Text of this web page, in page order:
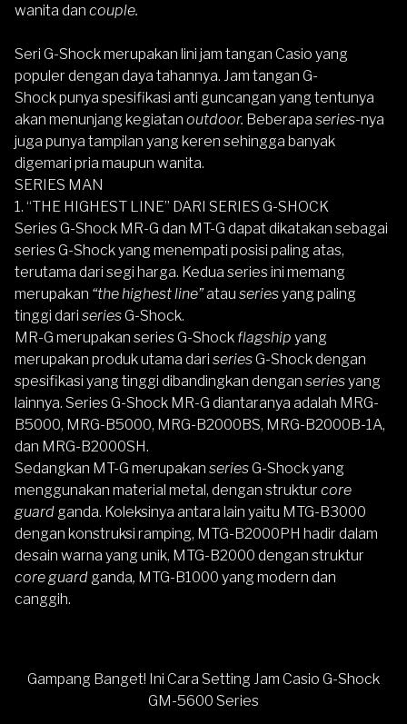
wanita dan couple.
Seri G-Shockmerupakan lini jam tangan Casio yang
populer dengan daya tahannya. Jam tangan G-
Shock punya spesifikasi anti guncangan yang tentunya
akan menunjang kegiatan outdoor. Beberapa series-nya
juga punya tampilan yang keren sehingga banyak
digemari pria maupun wanita.
SERIES MAN
1. “THE HIGHEST LINE” DARI SERIES G-SHOCK
Series G-Shock MR-G dan MT-G dapat dikatakan sebagai
series G-Shock yang menempati posisi paling atas,
terutama dari segi harga. Kedua series ini memang
merupakan “the highest line”atau seriesyang paling
tinggi dari seriesG-Shock.
MR-G merupakan series G-Shock flagship yang
merupakan produk utama dari seriesG-Shock dengan
spesifikasi yang tinggi dibandingkan dengan seriesyang
lainnya. Series G-Shock MR-G diantaranya adalah MRG-
B5000, MRG-B5000, MRG-B2000BS, MRG-B2000B-1A,
dan MRG-B2000SH.
Sedangkan MT-G merupakan seriesG-Shock yang
menggunakan material metal, dengan struktur core
guard ganda. Koleksinya antara lain yaitu MTG-B3000
dengan konstruksi ramping, MTG-B2000PH hadir dalam
desain warna yang unik, MTG-B2000 dengan struktur
core guard ganda, MTG-B1000 yang modern dan
canggih.
Gampang Banget! Ini Cara Setting Jam Casio G-Shock
GM-5600 Series